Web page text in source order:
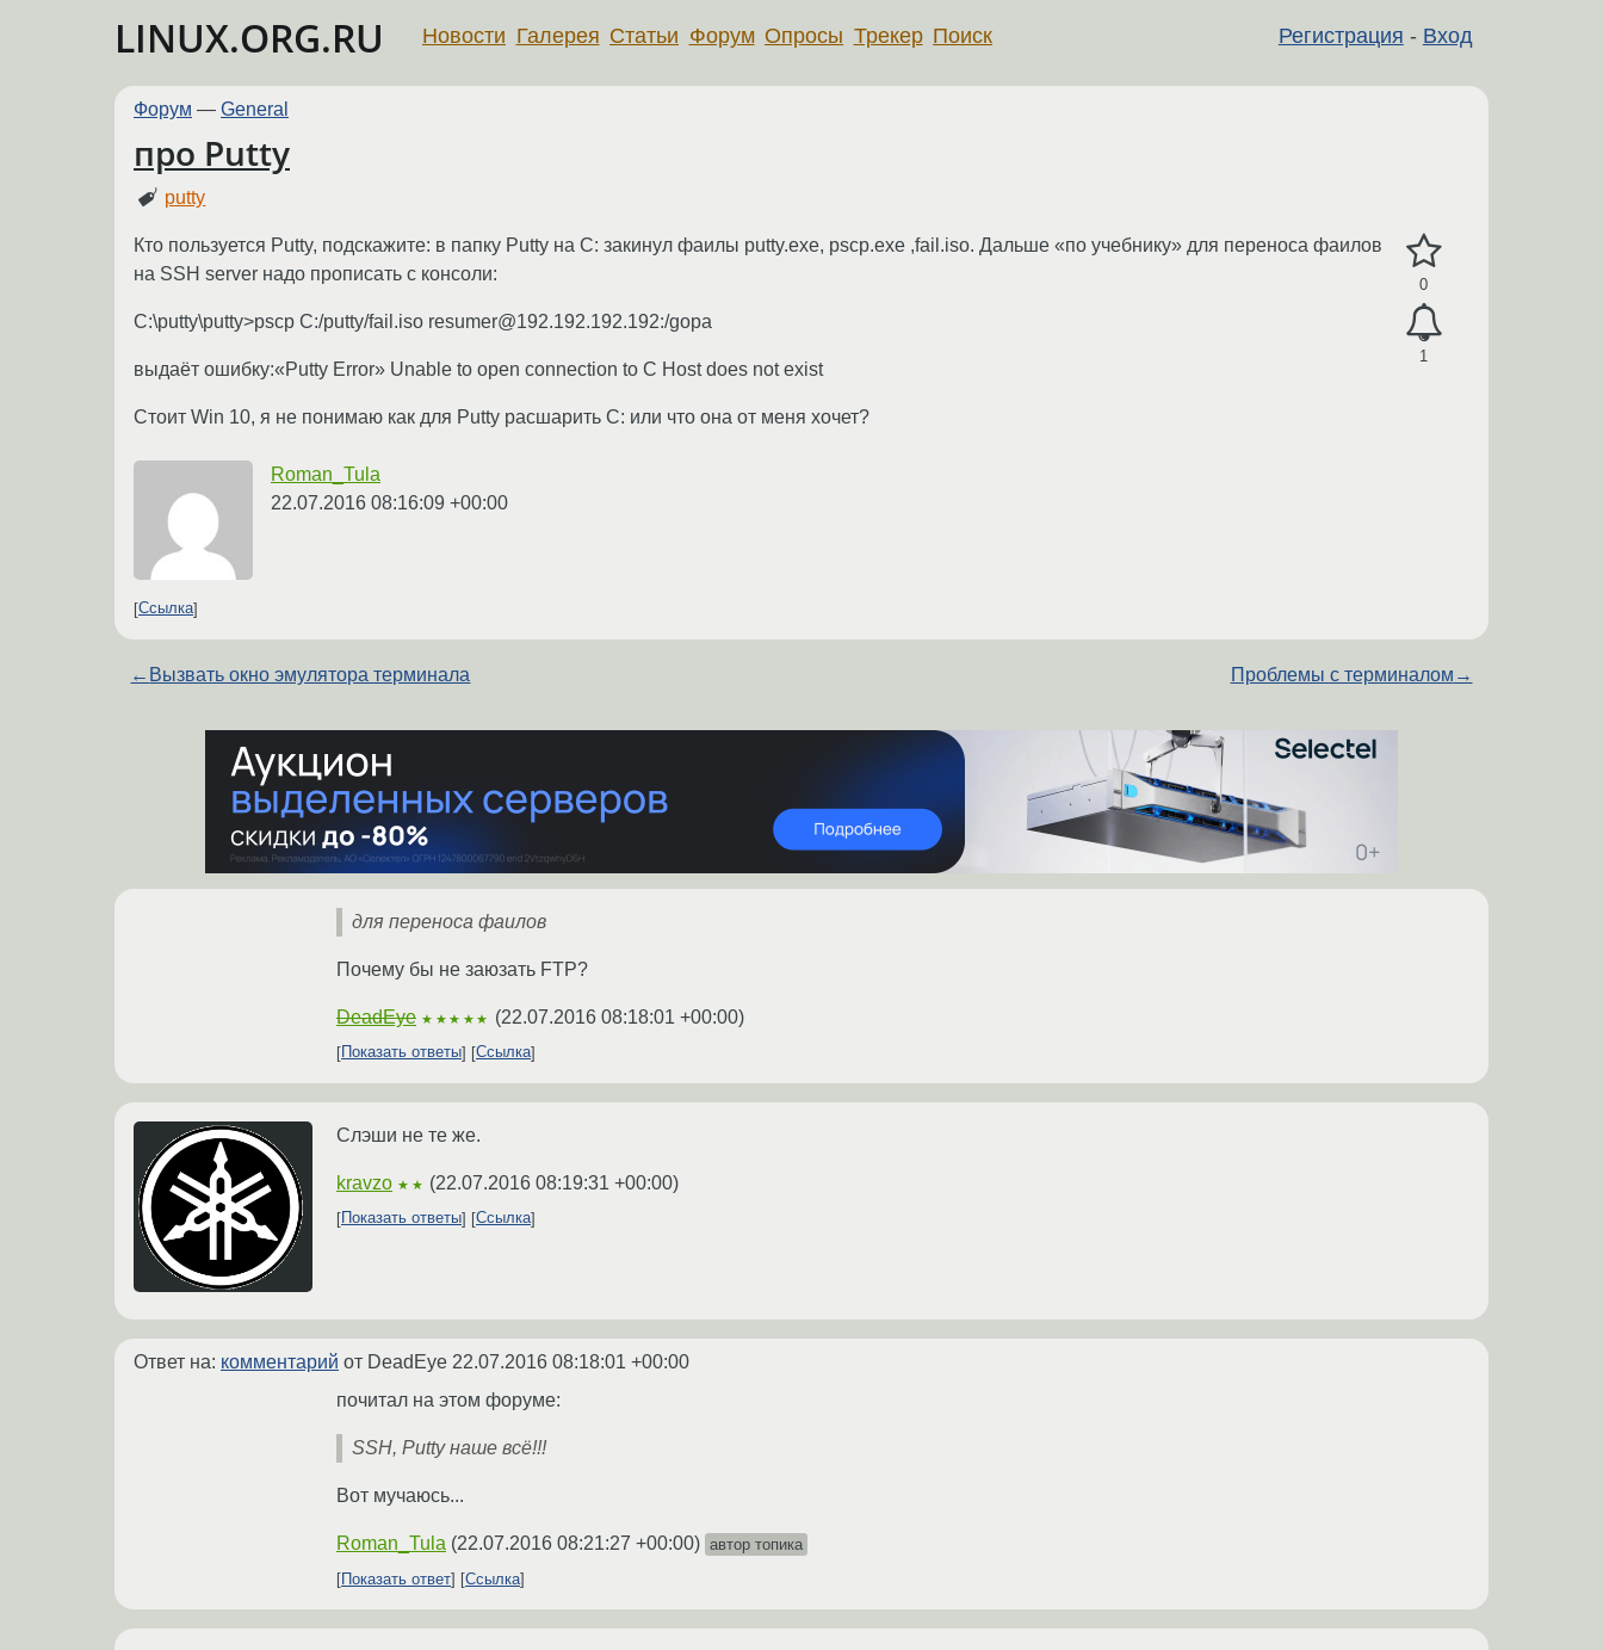
LINUX.ORG.RU Регистрация - Вход
Новости Галерея Статьи Форум Опросы Трекер Поиск
Форум — General
про Putty
putty
0
1
Кто пользуется Putty, подскажите: в папку Putty на С: закинул фаилы putty.exe, pscp.exe ,fail.iso. Дальше «по учебнику» для переноса фаилов
на SSH server надо прописать с консоли:
С:\putty\putty>pscp C:/putty/fail.iso resumer@192.192.192.192:/gopa
выдаёт ошибку:«Putty Error» Unable to open connection to C Host does not exist
Стоит Win 10, я не понимаю как для Putty расшарить С: или что она от меня хочет?
Roman_Tula
22.07.2016 08:16:09 +00:00
Ссылка
← Вызвать окно эмулятора терминала Проблемы с терминалом →
для переноса фаилов
Почему бы не заюзать FTP?
DeadEye ★★★★★ (22.07.2016 08:18:01 +00:00)
Показать ответы Ссылка
Слэши не те же.
kravzo ★★ (22.07.2016 08:19:31 +00:00)
Показать ответы Ссылка
Ответ на: комментарий от DeadEye 22.07.2016 08:18:01 +00:00
почитал на этом форуме:
SSH, Putty наше всё!!!
Вот мучаюсь...
Roman_Tula (22.07.2016 08:21:27 +00:00) автор топика
Показать ответ
Ссылка